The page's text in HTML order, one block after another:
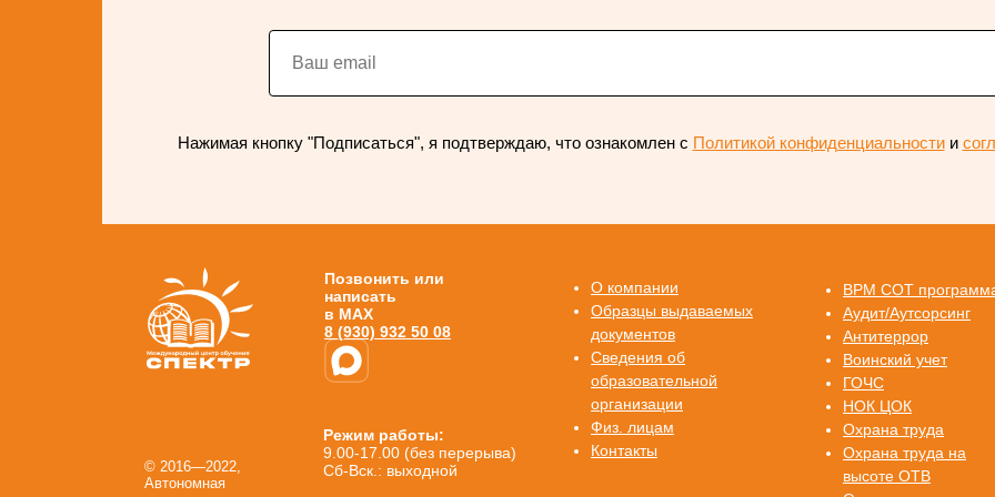
Нажимая кнопку "Подписаться", я подтверждаю, что ознакомлен с Политикой конфиденциальности и
Режим работы:
9.00-17.00 (без перерыва)
Сб-Вск.: выходной
Позвонить или
написать
в MAX
8 (930) 932 50 08
© 2016—2022,
Автономная
ВРМ СОТ
Аудит/Аутсорсинг
Антитеррор
Воинский учет
ГОЧС
НОК ЦОК
Охрана труда
Охрана труда на
высоте ОТВ
О компании
Образцы выдаваемых
документов
Сведения об
образовательной
организации
Физ. лицам
Контакты